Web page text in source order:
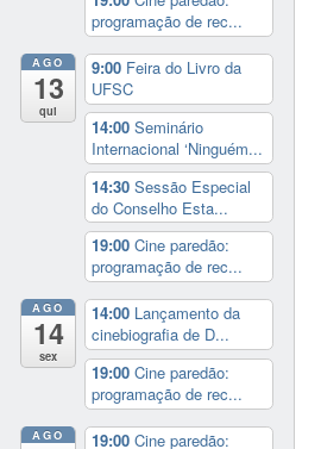
programação de rec...
AGO
13
qui
9:00 Feira do Livro da
UFSC
14:00Seminário
Internacional ‘Ninguém...
14:30Sessão Especial
do Conselho Esta...
19:00Cine paredão:
programação de rec...
AGO
14
sex
14:00 Lançamento da
cinebiografia de D...
19:00Cine paredão:
programação de rec...
AGO 19:00Cine paredão: